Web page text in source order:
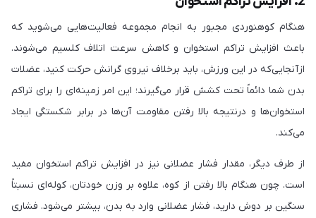
هنگام کوهنوردی مجبور به انجام مجموعه فعالیت‌هایی می‌شوید که
باعث افزایش تراکم استخوان و کاهش سرعت اتلاف کلسیم می‌شوند.
ازآنجایی‌که در این ورزش، باید برخلاف نیروی گرانش حرکت کنید، عضلات
بدن شما دائماً تحت کشش قرار می‌گیرند؛ این امر زمینه‌ای را برای تراکم
استخوان‌ها و درنتیجه بالا رفتن مقاومت آن‌ها در برابر شکستگی ایجاد
می‌کند.
از طرف دیگر، مقدار فشار عضلانی نیز در افزایش تراکم استخوان مفید
است. چون هنگام بالا رفتن از کوه، علاوه بر وزن خودتان، کوله‌ای نسبتاً
سنگین بر دوش دارید، فشار عضلانی وارد به بدن، بیشتر می‌شود. فشاری